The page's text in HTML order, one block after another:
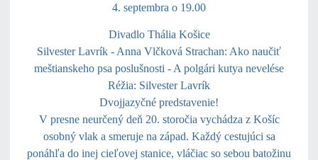
4. septembra o 19.00
Divadlo Thália Košice
Silvester Lavrík - Anna Vlčková Strachan: Ako naučiť
meštianskeho psa poslušnosti - A polgári kutya nevelése
Réžia: Silvester Lavrík
Dvojjazyčné predstavenie!
V presne neurčený deň 20. storočia vychádza z Košíc
osobný vlak a smeruje na západ. Každý cestujúci sa
ponáhľa do inej cieľovej stanice, vláčiac so sebou batožinu